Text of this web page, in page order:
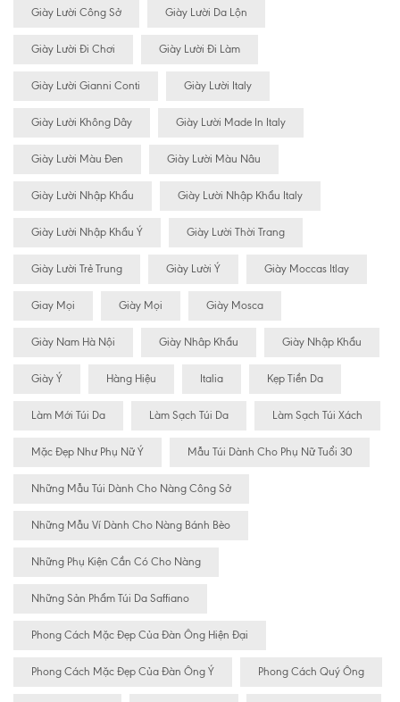
Giày Lười Công Sở Giày Lười Da Lộn
Giày Lười Đi Chơi Giày Lười Đi Làm
Giày Lười Gianni Conti Giày Lười Italy
Giày Lười Không Dây Giày Lười Made In Italy
Giày Lười Màu Đen Giày Lười Màu Nâu
Giày Lười Nhập Khẩu Giày Lười Nhập Khẩu Italy
Giày Lười Nhập Khẩu Ý Giày Lười Thời Trang
Giày Lười Trẻ Trung Giày Lười Ý Giày Moccas Itlay
Giay Mọi Giày Mọi Giày Mosca
Giày Nam Hà Nội Giày Nhâp Khẩu Giày Nhập Khẩu
Giày Ý Hàng Hiệu Italia Kẹp Tiền Da
Làm Mới Túi Da Làm Sạch Túi Da Làm Sạch Túi Xách
Mặc Đẹp Như Phụ Nữ Ý Mẫu Túi Dành Cho Phụ Nữ Tuổi 30
Những Mẫu Túi Dành Cho Nàng Công Sở
Những Mẫu Ví Dành Cho Nàng Bánh Bèo
Những Phụ Kiện Cần Có Cho Nàng
Những Sản Phẩm Túi Da Saffiano
Phong Cách Mặc Đẹp Của Đàn Ông Hiện Đại
Phong Cách Mặc Đẹp Của Đàn Ông Ý Phong Cách Quý Ông